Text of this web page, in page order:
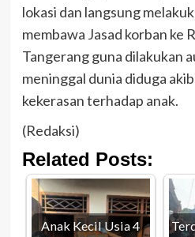
lokasi dan langsung
membawa Jasad korban ke
Tangerang guna dilakukan
meninggal dunia diduga
kekerasan terhadap anak.
(Redaksi)
Related Posts:
Anak Kecil Usia 4